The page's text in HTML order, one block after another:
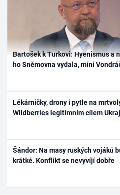
Bartošek k Turkovi: Hyenismus a
ho Sněmovna vydala, míní
Lékárničky, drony i pytle na
Wildberries legitimním cílem
Šándor: Na masy ruských vojáků
krátké. Konflikt se nevyvíjí dobře